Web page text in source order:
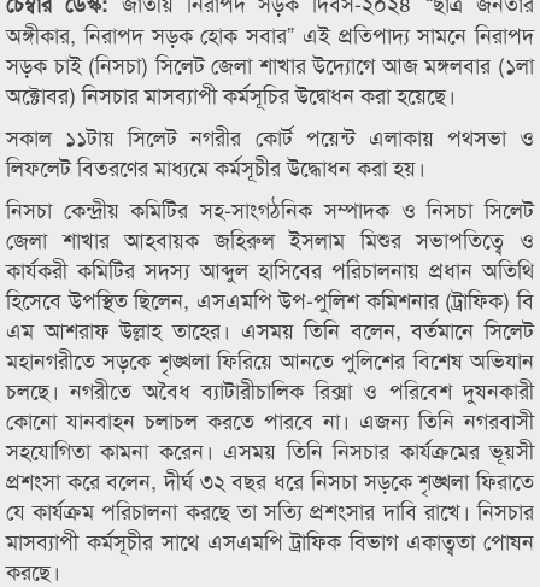
অঙ্গীকার, নিরাপদ সড়ক হোক সবার” এই প্রতিপাদ্য সামনে নিরাপদ
সড়ক চাই (নিসচা) সিলেট জেলা শাখার উদ্যোগে আজ মঙ্গলবার (১লা
অক্টোবর) নিসচার মাসব্যাপী কর্মসূচির উদ্বোধন করা হয়েছে।
সকাল ১১টায় সিলেট নগরীর কোর্ট পয়েন্ট এলাকায় পথসভা ও
লিফলেট বিতরণের মাধ্যমে কর্মসূচীর উদ্ধোধন করা হয়।
নিসচা কেন্দ্রীয় কমিটির সহ-সাংগঠনিক সম্পাদক ও নিসচা সিলেট
জেলা শাখার আহবায়ক জহিরুল ইসলাম মিশুর সভাপতিত্বে ও
কার্যকরী কমিটির সদস্য আব্দুল হাসিবের পরিচালনায় প্রধান অতিথি
হিসেবে উপস্থিত ছিলেন, এসএমপি উপ-পুলিশ কমিশনার (ট্রাফিক) বি
এম আশরাফ উল্লাহ তাহের। এসময় তিনি বলেন, বর্তমানে সিলেট
মহানগরীতে সড়কে শৃঙ্খলা ফিরিয়ে আনতে পুলিশের বিশেষ অভিযান
চলছে। নগরীতে অবৈধ ব্যাটারীচালিক রিক্সা ও পরিবেশ দুষনকারী
কোনো যানবাহন চলাচল করতে পারবে না। এজন্য তিনি নগরবাসী
সহযোগিতা কামনা করেন। এসময় তিনি নিসচার কার্যক্রমের ভূয়সী
প্রশংসা করে বলেন, দীর্ঘ ৩২ বছর ধরে নিসচা সড়কে শৃঙ্খলা ফিরাতে
যে কার্যক্রম পরিচালনা করছে তা সত্যি প্রশংসার দাবি রাখে। নিসচার
মাসব্যাপী কর্মসূচীর সাথে এসএমপি ট্রাফিক বিভাগ একাত্বতা পোষন
করছে।